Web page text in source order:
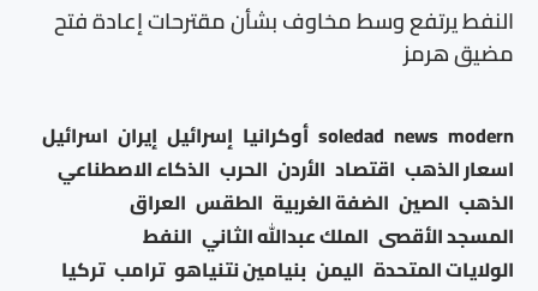
النفط يرتفع وسط مخاوف بشأن مقترحات إعادة فتح
مضيق هرمز
modern
news
soledad أوكرانيا إسرائيل إيران اسرائيل
اسعار الذهب اقتصاد الأردن الحرب الذكاء الاصطناعي
الذهب الصين الضفة الغربية الطقس العراق
المسجد الأقصى الملك عبدالله الثاني النفط
الولايات المتحدة اليمن بنيامين نتنياهو ترامب تركيا